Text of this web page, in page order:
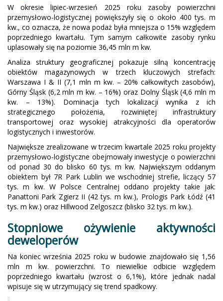
W okresie lipiec-wrzesień 2025 roku zasoby powierzchni
przemysłowo-logistycznej powiększyły się o około 400 tys. m
kw., co oznacza, że nowa podaż była mniejsza o 15% względem
poprzedniego kwartału. Tym samym całkowite zasoby rynku
uplasowały się na poziomie 36,45 mln m kw.
Analiza struktury geograficznej pokazuje silną koncentrację
obiektów magazynowych w trzech kluczowych strefach:
Warszawa I & II (7,1 mln m kw. – 20% całkowitych zasobów),
Górny Śląsk (6,2 mln m kw. – 16%) oraz Dolny Śląsk (4,6 mln m
kw. – 13%). Dominacja tych lokalizacji wynika z ich
strategicznego położenia, rozwiniętej infrastruktury
transportowej oraz wysokiej atrakcyjności dla operatorów
logistycznych i inwestorów.
Największe zrealizowane w trzecim kwartale 2025 roku projekty
przemysłowo-logistyczne obejmowały inwestycje o powierzchni
od ponad 30 do blisko 60 tys. m kw. Największym oddanym
obiektem był 7R Park Lublin we wschodniej strefie, liczący 57
tys. m kw. W Polsce Centralnej oddano projekty takie jak:
Panattoni Park Zgierz II (42 tys. m kw.), Prologis Park Łódź (41
tys. m kw.) oraz Hillwood Zelgoszcz (blisko 32 tys. m kw.).
Stopniowe ożywienie aktywności
deweloperów
Na koniec września 2025 roku w budowie znajdowało się 1,56
mln m kw. powierzchni. To niewielkie odbicie względem
poprzedniego kwartału (wzrost o 6,1%), które jednak nadal
wpisuje się w utrzymujący się trend spadkowy.